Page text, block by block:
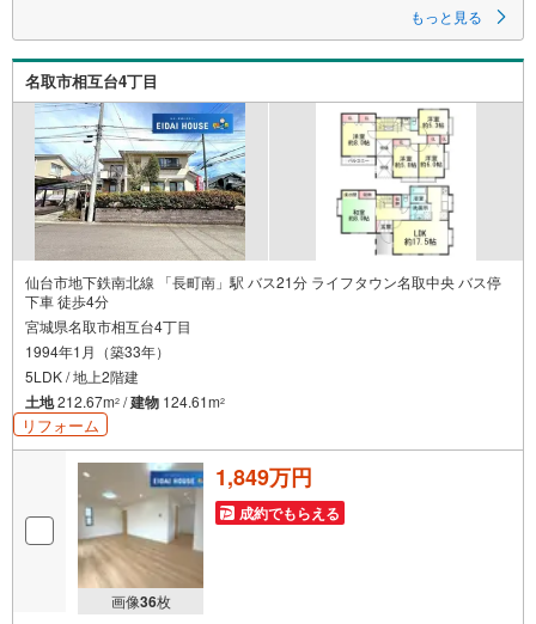
■見学・来場予約で3000円分の選べるデジタルギフトプレゼント実施中■
～永大ハウス工業の強み～
仙台市を中心に宮城県内の多数店舗で展開中！こちらでは当社の強みを大
きく2つに分けてご紹介！
1.
＜豊富な不動産知識＞
戸建・マンション・土地...と種別を問わず不動産を取り扱っております。
更に教育施設や商業施設、子育て環境や行政などの地域情報を総合し、お
客様により良い物件選びをして頂けるよう、しっかりとサポートさせて頂
きます。
2.＜経験豊富なスタッフ＞
当社では【購入】【売却】【引っ越し】【リフォーム】など住宅に関する
様々なご質問はもちろん、ご購入時に気になる住宅ローン各種税金につい
ても、誠心誠意ご説明させて頂きます。
各店舗ではキッズスペースも完備！お子様連れのご家族様で是非お越しく
ださい。
営業時間:10:00～18:00（定休日火・水曜日※店舗により変動あり）
現地のご案内も可能ですので、どうぞお気軽にお問い合わせください！
もっと見る
名取市相互台4丁目
仙台市地下鉄南北線 「長町南」駅 バス21分 ライフタウン名取中央 バス停
下車 徒歩4分
宮城県名取市相互台4丁目
1994年1月（築33年）
5LDK / 地上2階建
土地212.67m2 /建物 124.61m2
リフォーム
画像36枚
1,849万円
成約でもらえる